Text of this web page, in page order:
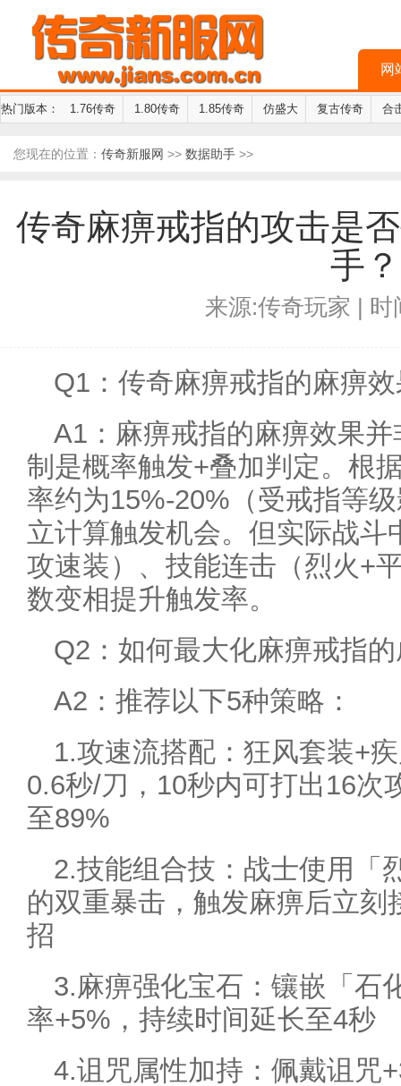
网
热门版本： 1.76传奇 1.80传奇 1.85传奇 仿盛大 复古传奇 合
您现在的位置： 传奇新服网 >> 数据助手 >>
传奇麻痹戒指的攻击是
手？
来源:传奇玩家 | 时
Q1：传奇麻痹戒指的麻痹
A1：麻痹戒指的麻痹效果
制是概率触发+叠加判定。根
率约为15%-20%（受戒指等
立计算触发机会。但实际战
攻速装）、技能连击（烈火+
数变相提升触发率。
Q2：如何最大化麻痹戒指
A2：推荐以下5种策略：
1.攻速流搭配：狂风套装+
0.6秒/刀，10秒内可打出16次
至89%
2.技能组合技：战士使用「
的双重暴击，触发麻痹后立
招
3.麻痹强化宝石：镶嵌「石
率+5%，持续时间延长至4秒
4.诅咒属性加持：佩戴诅咒